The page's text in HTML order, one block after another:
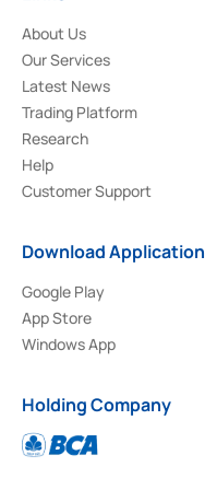
About Us
Our Services
Latest News
Trading Platform
Research
Help
Customer Support
Download Application
Google Play
App Store
Windows App
Holding Company